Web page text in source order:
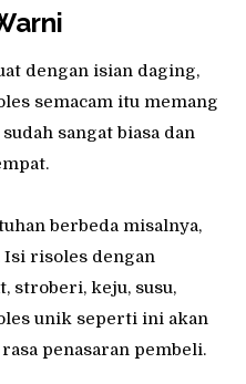
arni
dengan isian daging,
semacam itu memang
sangat biasa dan
berbeda misalnya,
risoles dengan
stroberi, keju, susu,
unik seperti ini akan
penasaran pembeli.